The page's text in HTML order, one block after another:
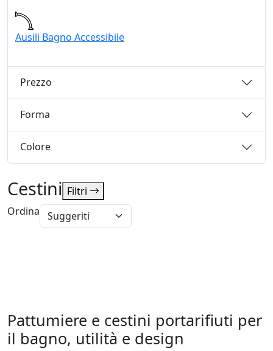
Ausili Bagno Accessibile
Prezzo
Forma
Colore
Cestini Filtri
Ordina
Pattumiere e cestini portarifiuti per
il bagno, utilità e design